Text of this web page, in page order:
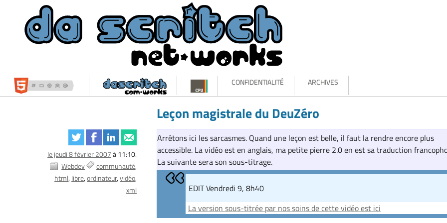
CONFIDENTIALITÉ ARCHIVES
Leçon magistrale du DeuZéro
le jeudi 8 février 2007à 11:10.
Webdev
communauté
html libre ordinateur vidéo
xml
Arrêtons ici les sarcasmes. Quand une leçon est belle, il faut la rendre encore plus
accessible. La vidéo est en anglais, ma petite pierre 2.0 en est sa traduction
La suivante sera son sous-titrage.
EDIT Vendredi 9, 8h40
La version sous-titrée par nos soins de cette vidéo est ici